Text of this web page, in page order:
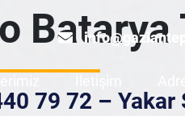
Batarya
79 72 – Yakar